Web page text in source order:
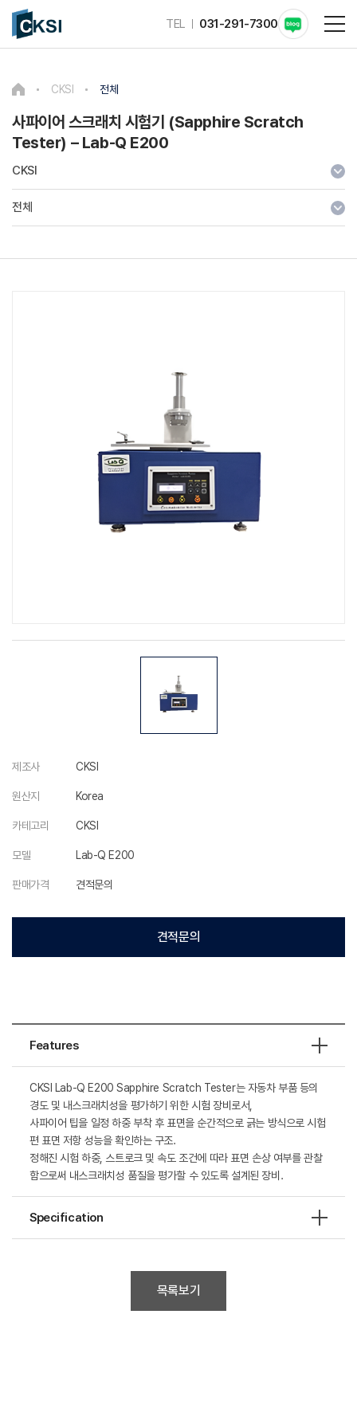
TEL 031-291-7300
CKSI 전체
사파이어 스크래치 시험기 (Sapphire Scratch
Tester) – Lab-Q E200
CKSI
전체
제조사 CKSI
원산지 Korea
카테고리 CKSI
모델 Lab-Q E200
판매가격 견적문의
견적문의
Features
CKSI Lab-Q E200 Sapphire Scratch Tester는 자동차 부품 등의
경도 및 내스크래치성을 평가하기 위한 시험 장비로서,
사파이어 팁을 일정 하중 부착 후 표면을 순간적으로 긁는 방식으로 시험
편 표면 저항 성능을 확인하는 구조.
정해진 시험 하중, 스트로크 및 속도 조건에 따라 표면 손상 여부를 관찰
함으로써 내스크래치성 품질을 평가할 수 있도록 설계된 장비.
Specification
목록보기